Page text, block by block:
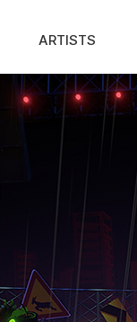
ARTISTS